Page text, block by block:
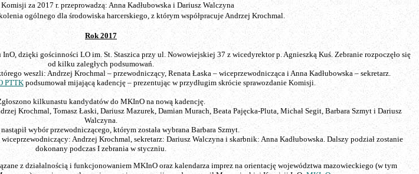
za 2017 r. przeprowadzą: Anna Kadłubowska i Dariusz Walczyna
ogólnego dla środowiska harcerskiego, z którym współpracuje Andrzej Krochmal.
Rok 2017
dzięki gościnności LO im. St. Staszica przy ul. Nowowiejskiej 37 z wicedyrektor p. Agnieszką Kuś. Zebranie rozpoczęło się
od kilku zaległych podsumowań.
weszli: Andrzej Krochmal – przewodniczący, Renata Łaska – wiceprzewodnicząca i Anna Kadłubowska – sekretarz.
PTTKpodsumował mijającą kadencję – prezentując w przydługim skrócie sprawozdanie Komisji.
kilkunastu kandydatów do MKInO na nową kadencję.
Krochmal, Tomasz Łaski, Dariusz Mazurek, Damian Murach, Beata Pajęcka-Pluta, Michał Segit, Barbara Szmyt i Dariusz
Walczyna.
wybór przewodniczącego, którym została wybrana Barbara Szmyt.
Andrzej Krochmal, sekretarz: Dariusz Walczyna i skarbnik: Anna Kadłubowska. Dalszy podział zostanie
dokonany podczas I zebrania w styczniu.
z działalnością i funkcjonowaniem MKInO oraz kalendarza imprez na orientację województwa mazowieckiego (w tym